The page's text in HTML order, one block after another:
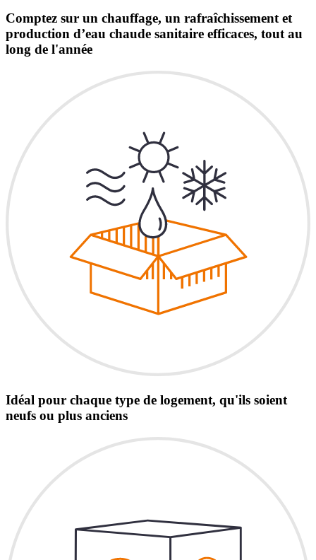
Comptez sur un chauffage, un rafraîchissement et
production d’eau chaude sanitaire efficaces, tout au
long de l'année
Idéal pour chaque type de logement, qu'ils soient
neufs ou plus anciens